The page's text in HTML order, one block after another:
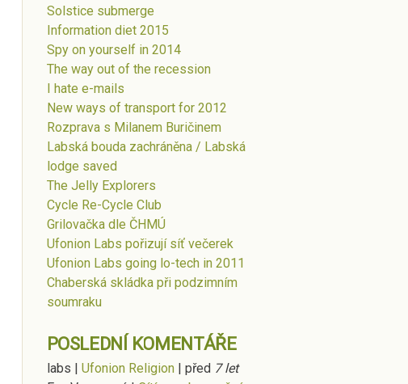
Solstice submerge
Information diet 2015
Spy on yourself in 2014
The way out of the recession
I hate e-mails
New ways of transport for 2012
Rozprava s Milanem Buričinem
Labská bouda zachráněna / Labská
lodge saved
The Jelly Explorers
Cycle Re-Cycle Club
Grilovačka dle ČHMÚ
Ufonion Labs pořizují síť večerek
Ufonion Labs going lo-tech in 2011
Chaberská skládka při podzimním
soumraku
POSLEDNÍ KOMENTÁŘE
labs | Ufonion Religion | před 7 let